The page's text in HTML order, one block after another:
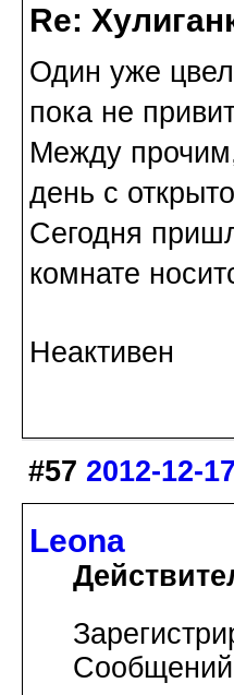
Re:
Один уже
пока не
Между
день с
Сегодня
комнате
Неактивен
#57 2012-12-
Leona